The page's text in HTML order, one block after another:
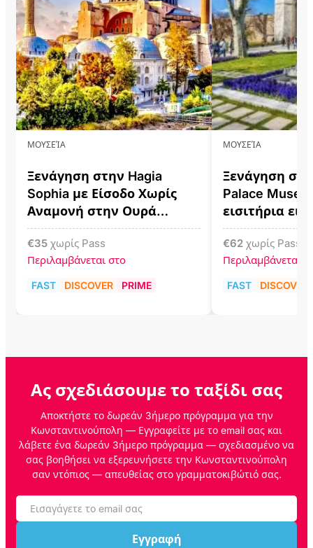
ΜΟΥΣΕΊΑ
Ξενάγηση στην Hagia
Sophia με Είσοδο Χωρίς
Αναμονή στην Ουρά
Εισιτηρίων
€35 χωρίς Pass
Περιλαμβάνεται στο
FAST DISCOVER PRIME
ΜΟΥΣΕΊΑ
Ξενάγηση
Palace
εισιτήρια
€62 χωρίς Pass
Περιλαμβάνεται
FAST DISCOVER
Ας σχεδιάσουμε το ταξίδι σας
Αποκτήστε το δωρεάν 3ήμερο πρόγραμμα για την
Κωνσταντινούπολη — Εγγραφείτε με το email σας και
λάβετε ένα δωρεάν 3ήμερο πρόγραμμα — σχεδιασμένο να
σας βοηθήσει να εξερευνήσετε την Κωνσταντινούπολη
σαν ντόπιος — απευθείας στο γραμματοκιβώτιό σας.
Εγγραφή